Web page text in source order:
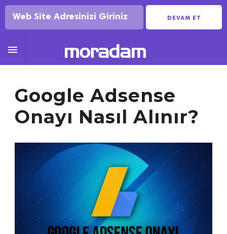
DEVAM ET

Google Adsense
Onayı Nasıl Alınır?